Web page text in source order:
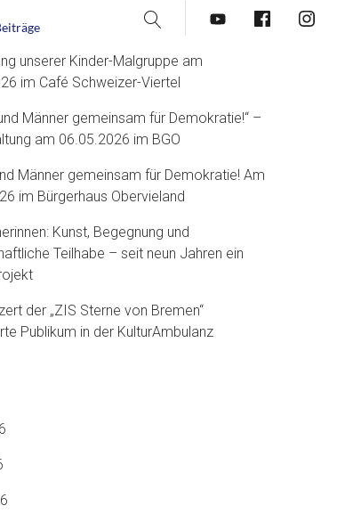
Suche YouTubeFacebook
unserer Kinder-Malgruppe am
im Café Schweizer-Viertel
Männer gemeinsam für Demokratie!“ –
am 06.05.2026 im BGO
Männer gemeinsam für Demokratie! Am
im Bürgerhaus Obervieland
Kunst, Begegnung und
Teilhabe – seit neun Jahren ein
der „ZIS Sterne von Bremen“
Publikum in der KulturAmbulanz